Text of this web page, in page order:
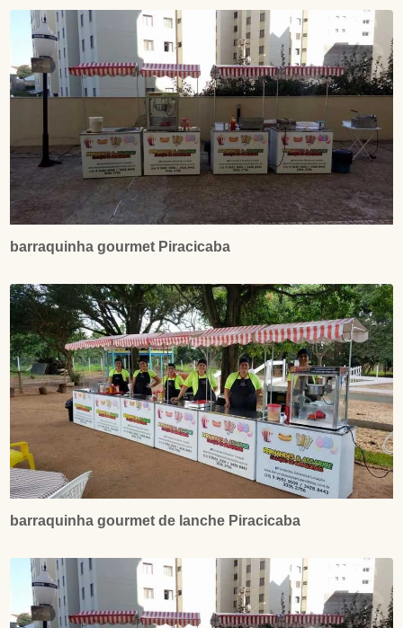
barraquinha gourmet Piracicaba
barraquinha gourmet de lanche Piracicaba